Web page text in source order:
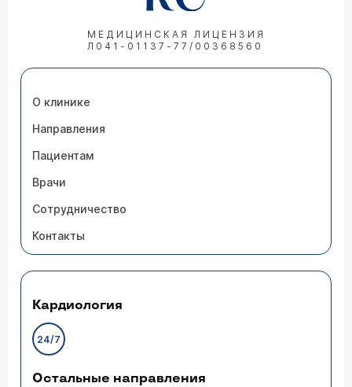
МЕДИЦИНСКАЯ ЛИЦЕНЗИЯ
Л041-01137-77/00368560
О клинике
Направления
Пациентам
Врачи
Сотрудничество
Контакты
Кардиология
24/7
Остальные направления